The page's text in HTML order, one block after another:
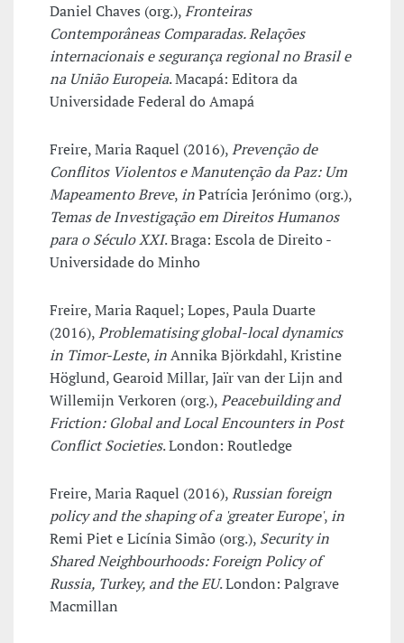
Daniel Chaves (org.),Fronteiras
Contemporâneas Comparadas. Relações
internacionais e segurança regional no Brasil e
na União Europeia. Macapá: Editora da
Universidade Federal do Amapá
Freire, Maria Raquel (2016),Prevenção de
Conflitos Violentos e Manutenção da Paz: Um
Mapeamento Breve,inPatrícia Jerónimo (org.),
Temas de Investigação em Direitos Humanos
para o Século XXI. Braga: Escola de Direito -
Universidade do Minho
Freire, Maria Raquel; Lopes, Paula Duarte
(2016),Problematising global-local dynamics
in Timor-Leste,inAnnika Björkdahl, Kristine
Höglund, Gearoid Millar, Jaïr van der Lijn and
Willemijn Verkoren (org.),Peacebuilding and
Friction: Global and Local Encounters in Post
Conflict Societies. London: Routledge
Freire, Maria Raquel (2016),Russian foreign
policy and the shaping of a 'greater Europe',in
Remi Piet e Licínia Simão (org.), Security in
Shared Neighbourhoods: Foreign Policy of
Russia, Turkey, and the EU. London: Palgrave
Macmillan